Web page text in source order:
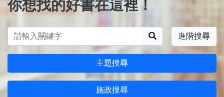
你想找的好書在這裡！
進階搜尋
主題搜尋
施政搜尋